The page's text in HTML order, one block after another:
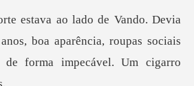
boa aparência, roupas sociais